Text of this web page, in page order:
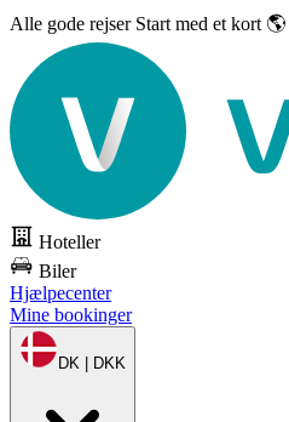
Alle gode rejser Start med et kort 🌎
Hoteller
Biler
Hjælpecenter
Mine bookinger
DK | DKK